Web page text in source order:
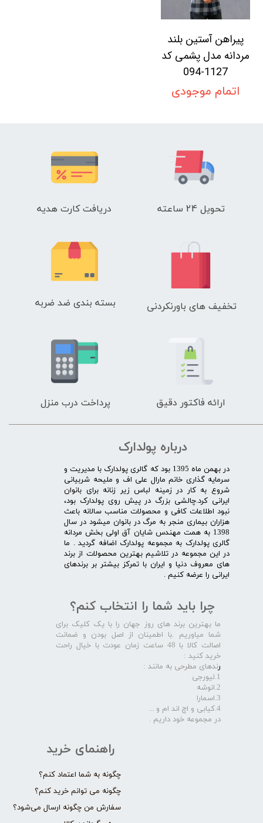
پیراهن آستین بلند
مردانه مدل پشمی کد
1127-094
اتمام موجودی
تحویل 24 ساعته دریافت کارت هدیه
تخفیف های باورنکردنی بسته بندی ضد ضربه
ارائه فاکتور دقیق پرداخت درب منزل
درباره پولدارک
در بهمن ماه 1395 بود که گالری پولدارک با مدیریت و
سرمایه گذاری خانم مارال علی اف و ملیحه شربیانی
شروع به کار در زمینه لباس زیر زنانه برای بانوان
ایرانی کرد.چالشی بزرگ در پیش روی پولدارک بود،
نبود اطلاعات کافی و محصولات مناسب سالانه باعث
هزاران بیماری منجر به مرگ در بانوان میشود در سال
1398 به همت مهندس شایان آق اولی بخش مردانه
گالری پولدارک به مجموعه پولدارک اضافه گردید . ما
در این مجموعه در تلاشیم بهترین محصولات از برند
های معروف دنیا و ایران با تمرکز بیشتر بر برندهای
ایرانی را عرضه کنیم .​​​​​​​
راهنمای خرید
چگونه به شما اعتماد کنم؟
چگونه می توانم خرید کنم؟
سفارش من چگونه ارسال می‌شود؟
چرا باید شما را انتخاب کنم؟
ما بهترین برند های روز جهان را با یک کلیک برای
شما میاوریم .با اطمینان از اصل بودن و ضمانت
اصالت کالا با 48 ساعت زمان عودت با خیال راحت
خرید کنید :
رندهای مطرحی به مانند :
1.لیورجی
2.انوشه
3.اسمارا
4.کیابی و اچ اند ام و ...
در مجموعه خود داریم .​​​​​​​